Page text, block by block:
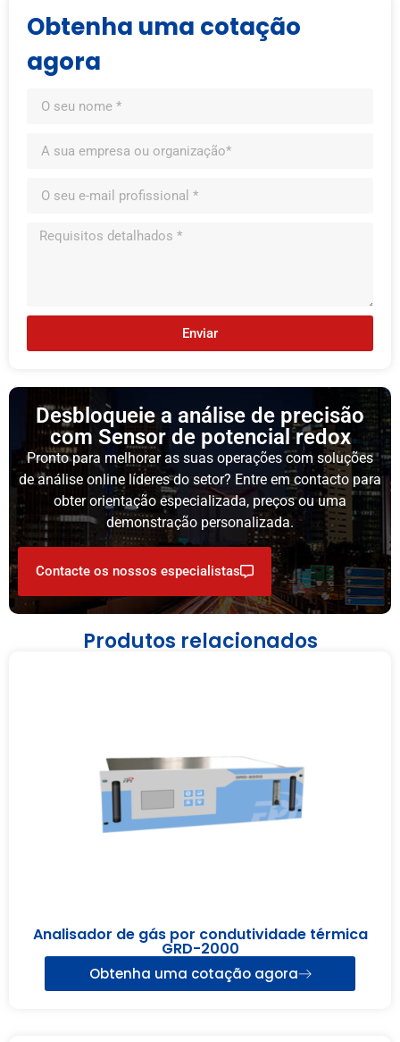
Obtenha uma cotação
agora
Enviar
Desbloqueie a análise de precisão
com Sensor de potencial redox
Pronto para melhorar as suas operações com soluções
de análise online líderes do setor? Entre em contacto para
obter orientação especializada, preços ou uma
demonstração personalizada.
Contacte os nossos especialistas
Produtos relacionados
Analisador de gás por condutividade térmica
GRD-2000
Obtenha uma cotação agora